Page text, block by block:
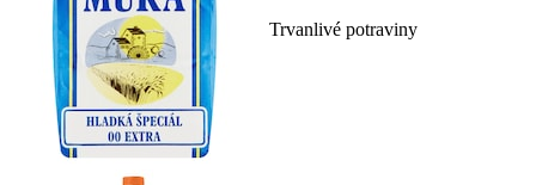
Trvanlivé potraviny